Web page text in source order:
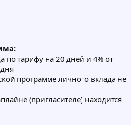
по тарифу на 20 дней и 4% от
программе личного вклада не
(пригласителе) находится